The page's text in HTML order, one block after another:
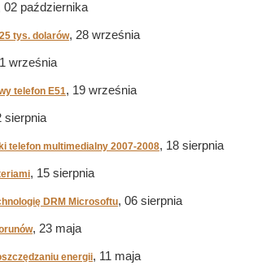
02 października
tys. dolarów, 28 września
września
telefon E51, 19 września
sierpnia
telefon multimedialny 2007-2008, 18 sierpnia
, 15 sierpnia
DRM Microsoftu, 06 sierpnia
, 23 maja
energii, 11 maja